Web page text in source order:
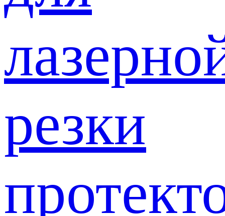
резки